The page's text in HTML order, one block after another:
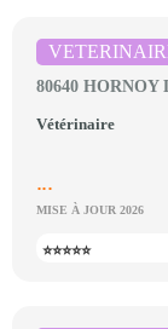
80640 HORNOY
Vétérinaire
...
MISE À JOUR 2026
⭐⭐⭐⭐⭐